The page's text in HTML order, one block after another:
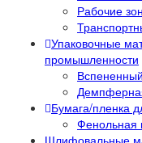
Рабочие
Упаковочные
промышленности
Бумага/пленка
Фенольная